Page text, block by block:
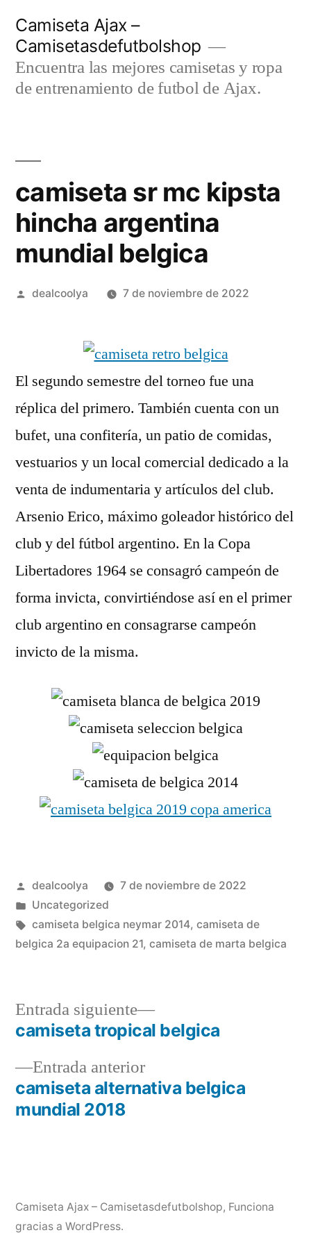
contenido
Camiseta Ajax –
Camisetasdefutbolshop
Encuentra las mejores camisetas y ropa
de entrenamiento de futbol de Ajax.
camiseta sr mc kipsta
hincha argentina
mundial belgica
Publicado
dealcoolya 7 de noviembre de 2022
El segundo semestre del torneo fue una
réplica del primero. También cuenta con un
bufet, una confitería, un patio de comidas,
vestuarios y un local comercial dedicado a la
venta de indumentaria y artículos del club.
Arsenio Erico, máximo goleador histórico del
club y del fútbol argentino. En la Copa
Libertadores 1964 se consagró campeón de
forma invicta, convirtiéndose así en el primer
club argentino en consagrarse campeón
invicto de la misma.
Publicado
por
dealcoolya
7 de noviembre de 2022
Publicado
en
Uncategorized
Etiquetas:
camiseta belgica neymar 2014, camiseta de
belgica 2a equipacion 21, camiseta de marta belgica
Navegación
de
entradas
Entrada anteriorEntrada
anterior:
camiseta alternativa belgica
mundial 2018
Entrada siguiente
Entrada
siguiente:
camiseta tropical belgica
Camiseta Ajax – Camisetasdefutbolshop, Funciona
gracias a WordPress.